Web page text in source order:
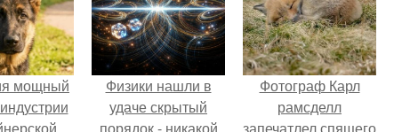
мощный
Физики нашли в
удаче скрытый
Фотограф Карл
рамсделл